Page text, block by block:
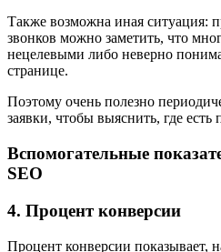
Также возможна иная ситуация:
звонков можно заметить, что
нецелевыми либо неверно
странице.
Поэтому очень полезно
заявки, чтобы выяснить, где есть
Вспомогательные
SEO
4. Процент конверсии
Процент конверсии показывает,